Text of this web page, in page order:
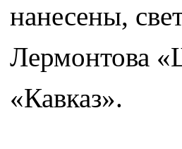
нанесены,
Лермонтова
«Кавказ».